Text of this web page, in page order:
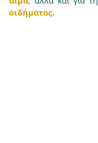
οιδήματος.